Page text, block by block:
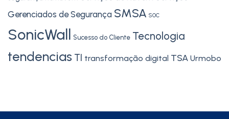
Gerenciados de Segurança SMSA SOC
SonicWall Sucesso do Cliente Tecnologia
tendencias TI transformação digital TSA Urmobo